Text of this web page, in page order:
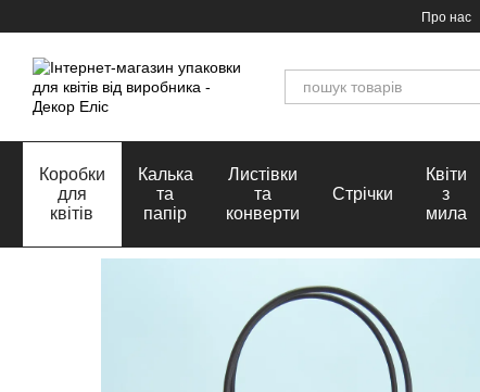
Про нас
Коробки
для
квітів
Калька
та
папір
Листівки
та
конверти
Стрічки
Квіти
з
мила